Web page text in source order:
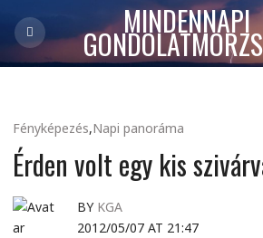
MINDENNAPI
Fényképezés,Napi panoráma
Érden volt egy kis
BY KGA
2012/05/07 AT 21:47